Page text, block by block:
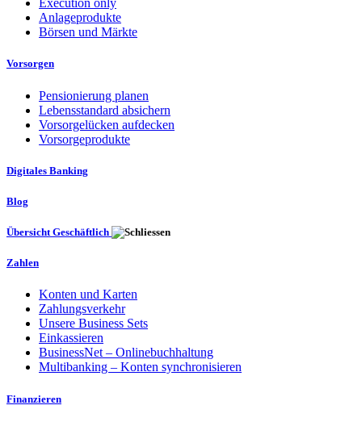
Execution only
Anlageprodukte
Börsen und Märkte
Vorsorgen
Pensionierung planen
Lebensstandard absichern
Vorsorgelücken aufdecken
Vorsorgeprodukte
Digitales Banking
Blog
Übersicht Geschäftlich
Zahlen
Konten und Karten
Zahlungsverkehr
Unsere Business Sets
Einkassieren
BusinessNet – Onlinebuchhaltung
Multibanking – Konten synchronisieren
Finanzieren